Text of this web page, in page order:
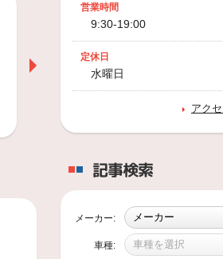
わって２０
イ...
営業時間
9:30-19:00
定休日
水曜日
アク
記事検索
メーカー:
車種: